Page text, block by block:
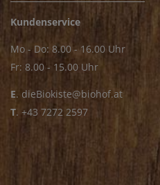
Kundenservice
Mo - Do: 8.00 - 16.00 Uhr
Fr: 8.00 - 15.00 Uhr
E. dieBiokiste@biohof.at
T. +43 7272 2597